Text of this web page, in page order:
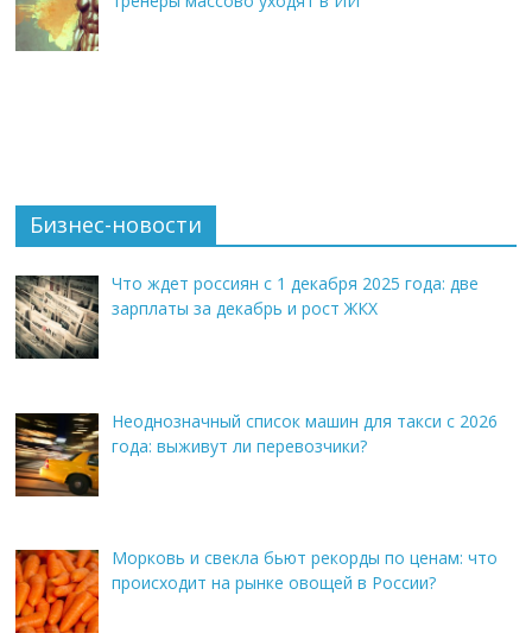
Бизнес-новости
Что ждет россиян с 1 декабря 2025 года: две
зарплаты за декабрь и рост ЖКХ
Неоднозначный список машин для такси с 2026
года: выживут ли перевозчики?
Морковь и свекла бьют рекорды по ценам: что
происходит на рынке овощей в России?